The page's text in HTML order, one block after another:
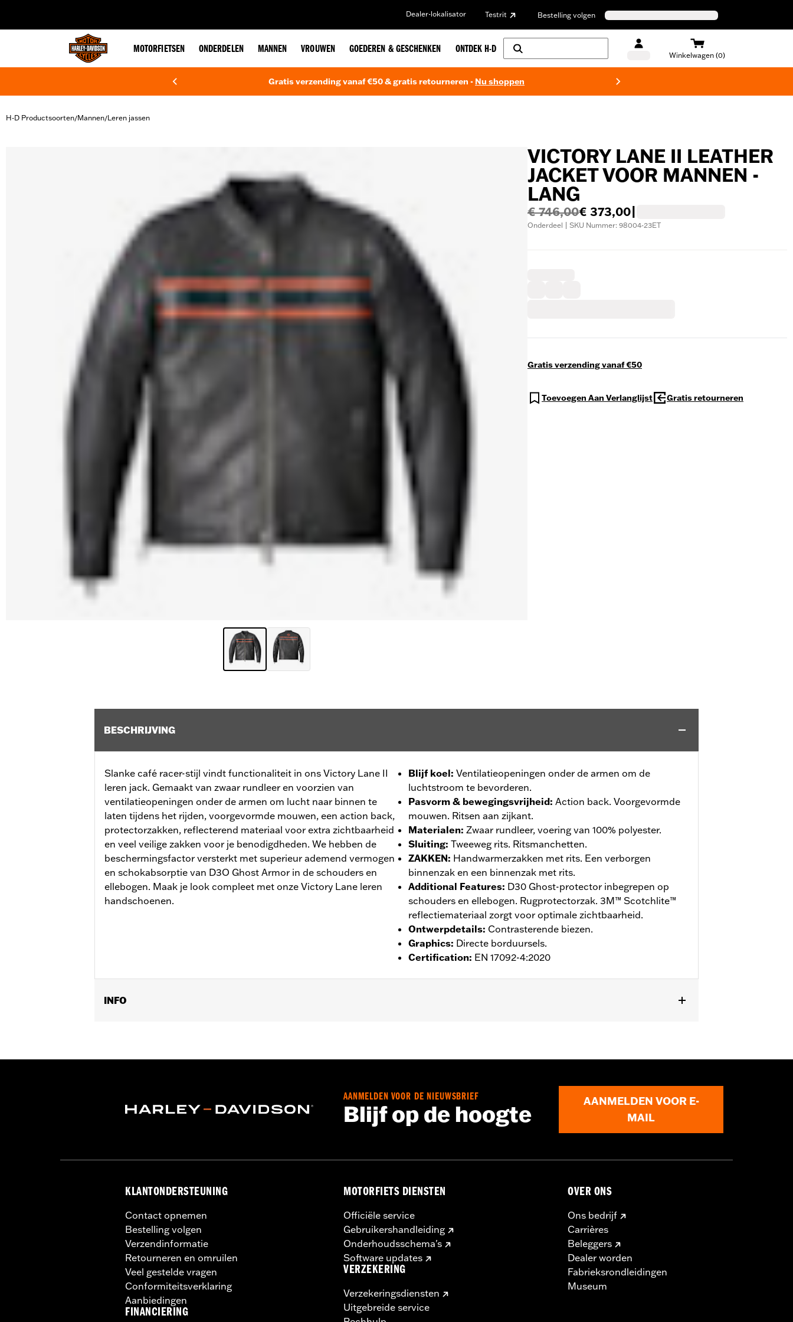
Dealer-lokalisator Testrit Bestelling volgen
MOTORFIETSEN ONDERDELEN MANNEN VROUWEN GOEDEREN & GESCHENKEN ONTDEK H-D
Winkelwagen (0)
Gratis verzending vanaf €50 & gratis retourneren - Nu shoppen
H-D Productsoorten/Mannen/Leren jassen
VICTORY LANE II LEATHER
JACKET VOOR MANNEN -
LANG
€ 746,00€ 373,00
Onderdeel | SKU Nummer: 98004-23ET
Gratis verzending vanaf €50
Toevoegen Aan Verlanglijst Gratis retourneren
BESCHRIJVING
Slanke café racer-stijl vindt functionaliteit in ons Victory Lane II
leren jack. Gemaakt van zwaar rundleer en voorzien van
ventilatieopeningen onder de armen om lucht naar binnen te
laten tijdens het rijden, voorgevormde mouwen, een action back,
protectorzakken, reflecterend materiaal voor extra zichtbaarheid
en veel veilige zakken voor je benodigdheden. We hebben de
beschermingsfactor versterkt met superieur ademend vermogen
en schokabsorptie van D3O Ghost Armor in de schouders en
ellebogen. Maak je look compleet met onze Victory Lane leren
handschoenen.
Blijf koel: Ventilatieopeningen onder de armen om de
luchtstroom te bevorderen.
Pasvorm & bewegingsvrijheid: Action back. Voorgevormde
mouwen. Ritsen aan zijkant.
Materialen: Zwaar rundleer, voering van 100% polyester.
Sluiting: Tweeweg rits. Ritsmanchetten.
ZAKKEN: Handwarmerzakken met rits. Een verborgen
binnenzak en een binnenzak met rits.
Additional Features: D30 Ghost-protector inbegrepen op
schouders en ellebogen. Rugprotectorzak. 3M™ Scotchlite™
reflectiemateriaal zorgt voor optimale zichtbaarheid.
Ontwerpdetails: Contrasterende biezen.
Graphics: Directe borduursels.
Certification: EN 17092-4:2020
INFO
inbegrepen,Bodyprotectorzakken,Reflecterend
AANMELDEN VOOR DE NIEUWSBRIEF
Blijf op de hoogte
AANMELDEN VOOR E-
MAIL
KLANTONDERSTEUNING
Contact opnemen
Bestelling volgen
Verzendinformatie
Retourneren en omruilen
Veel gestelde vragen
Conformiteitsverklaring
Aanbiedingen
FINANCIERING
MOTORFIETS DIENSTEN
Officiële service
Gebruikershandleiding
Onderhoudsschema's
Software updates
VERZEKERING
Verzekeringsdiensten
Uitgebreide service
OVER ONS
Ons bedrijf
Carrières
Beleggers
Dealer worden
Fabrieksrondleidingen
Museum